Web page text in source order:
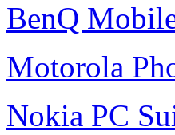
BenQ
Motorola
Nokia PC